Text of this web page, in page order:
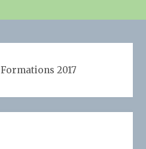
Formations 2017